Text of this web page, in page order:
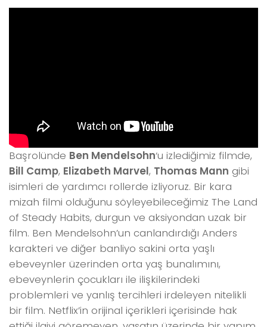
Başrolünde Ben Mendelsohn‘u izlediğimiz filmde,
Bill Camp, Elizabeth Marvel, Thomas Mann gibi
isimleri de yardımcı rollerde izliyoruz. Bir kara
mizah filmi olduğunu söyleyebileceğimiz The Land
of Steady Habits, durgun ve aksiyondan uzak bir
film. Ben Mendelsohn’un canlandırdığı Anders
karakteri ve diğer banliyo sakini orta yaşlı
ebeveynler üzerinden orta yaş bunalımını,
ebeveynlerin çocukları ile ilişkilerindeki
problemleri ve yanlış tercihleri irdeleyen nitelikli
bir film. Netflix’in orijinal içerikleri içerisinde hak